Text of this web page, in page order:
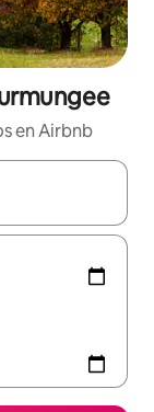
en Airbnb
con las